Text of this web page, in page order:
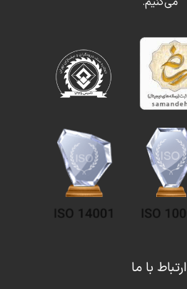
ارتباط با ما